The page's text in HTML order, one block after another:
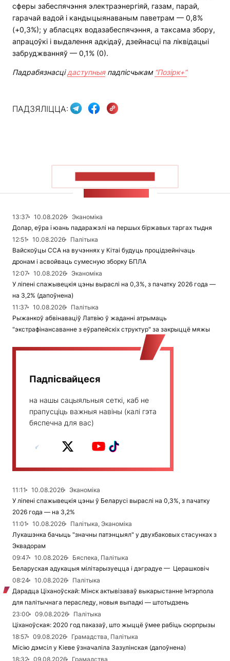
сферы забеспячэння электраэнергіяй, газам, парай,
гарачай вадой і кандыцыянаваным паветрам — 0,8%
(+0,3%); у абласцях водазабеспячэння, а таксама збору,
апрацоўкі і выдалення адкідаў, дзейнасці па ліквідацыі
забруджванняў — 0,1% (0).
Падрабязнасцідаступныяпадпісчыкам “Позірк+”
ПАДЗЯЛІЦЦА:
13:37 10.08.2026
Эканоміка
Долар, еўра і юань падаражэлі на першых біржавых таргах тыдня
12:51
10.08.2026
Палітыка
Вайскоўцы ССА на вучэннях у Кітаі будуць процідзейнічаць
дронам і асвойваць сумесную зборку БПЛА
12:07
10.08.2026
Эканоміка
У ліпені спажывецкія цэны выраслі на 0,3%, з пачатку 2026 года —
на 3,2% (дапоўнена)
11:37
10.08.2026
Палітыка
Рыжанкоў абвінаваціў Латвію ў жаданні атрымаць
"экстрафінансаванне з еўрапейскіх структур" за закрыццё мяжы
Падпісвайцеся
на нашы сацыяльныя сеткі, каб не
прапусціць важныя навіны (калі гэта
бяспечна для вас)
11:11 10.08.2026
Эканоміка
У ліпені спажывецкія цэны ў Беларусі выраслі на 0,3%, з пачатку
2026 года — на 3,2%
11:01
10.08.2026
Палітыка, Эканоміка
Лукашэнка бачыць "значны патэнцыял" у двухбаковых стасунках з
Эквадорам
09:47
10.08.2026
Бяспека, Палітыка
Беларуская адукацыя мілітарызуецца і дэградуе — Церашковіч
08:24
10.08.2026
Палітыка
Дарадца Ціханоўскай: Мінск актывізаваў выкарыстанне Інтэрпола
для палітычнага пераследу, новыя выпадкі — штотыдзень
23:00
09.08.2026
Палітыка
Ціханоўская: 2020 год паказаў, што жыццё ўмее рабіць сюрпрызы
18:57
09.08.2026
Грамадства, Палітыка
Місію дэмсіл у Кіеве ўзначаліла Зазулінская (дапоўнена)
18:32
09.08.2026
Грамадства